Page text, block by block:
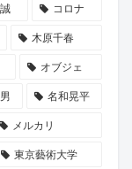
コロナ
木原千春
オブジェ
名和晃平
メルカリ
東京藝術大学